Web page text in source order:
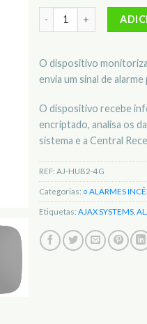
Quantidade de Sistema
O dispositivo
envia um sinal de
O dispositivo recebe
encriptado, analisa os
sistema e a Central
REF: AJ-HUB2-4G
Categorias: ○ ALARMES
Etiquetas: AJAX SYSTEMS